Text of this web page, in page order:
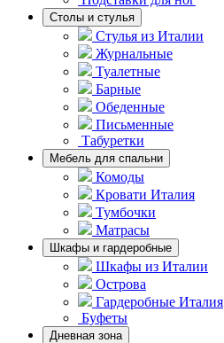
Столы и стулья
Стулья из Италии
Журнальные
Туалетные
Барные
Обеденные
Письменные
Табуретки
Мебель для спальни
Комоды
Кровати Италия
Тумбочки
Матрасы
Шкафы и гардеробные
Шкафы из Италии
Острова
Гардеробные Италия
Буфеты
Дневная зона